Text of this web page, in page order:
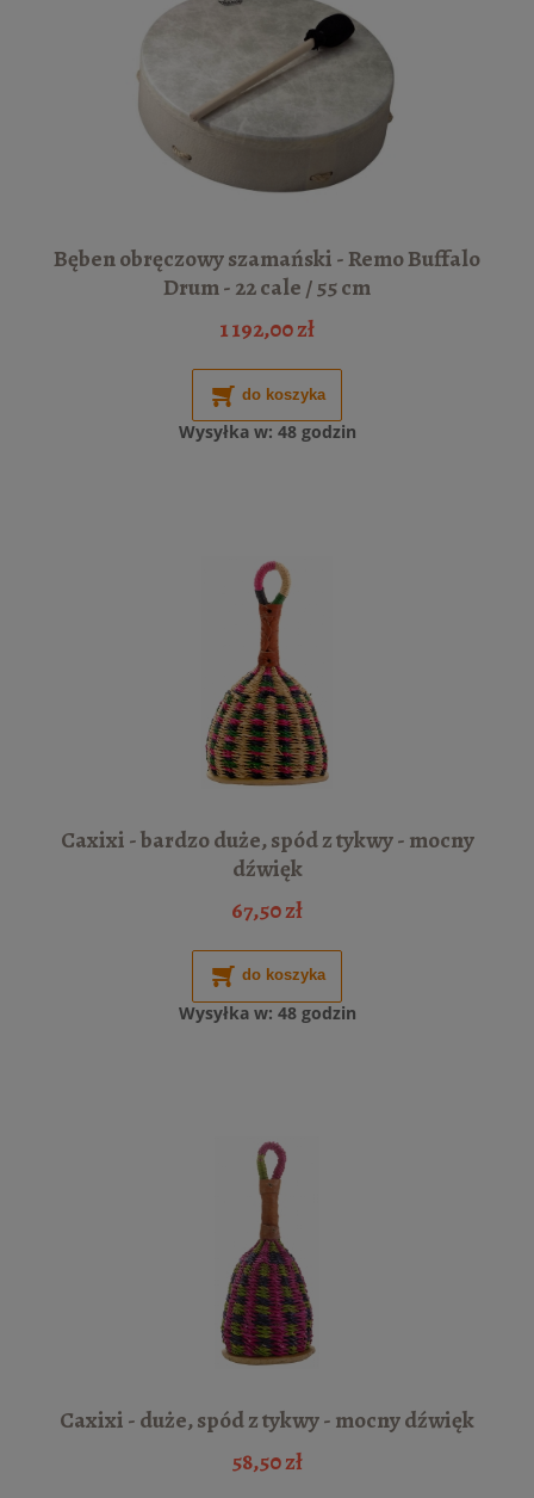
Bęben obręczowy szamański - Remo Buffalo
Drum - 22 cale / 55 cm
1 192,00 zł
do koszyka
Wysyłka w: 48 godzin
Caxixi - bardzo duże, spód z tykwy - mocny
dźwięk
67,50 zł
do koszyka
Wysyłka w: 48 godzin
Caxixi - duże, spód z tykwy - mocny dźwięk
58,50 zł